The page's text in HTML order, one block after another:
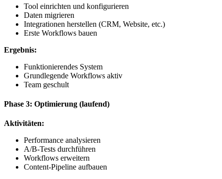
Tool einrichten und konfigurieren
Daten migrieren
Integrationen herstellen (CRM, Website, etc.)
Erste Workflows bauen
Ergebnis:
Funktionierendes System
Grundlegende Workflows aktiv
Team geschult
Phase 3: Optimierung (laufend)
Aktivitäten:
Performance analysieren
A/B-Tests durchführen
Workflows erweitern
Content-Pipeline aufbauen